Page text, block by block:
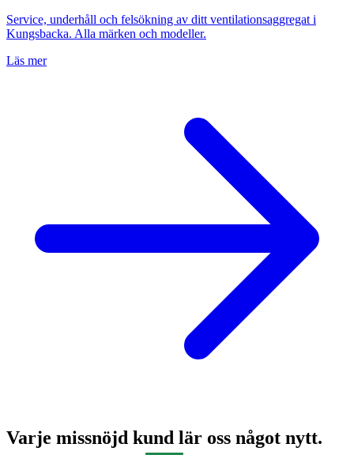
Service, underhåll och felsökning av ditt ventilationsaggregat i
Kungsbacka. Alla märken och modeller.
Läs mer
Varje missnöjd kund lär oss något nytt.